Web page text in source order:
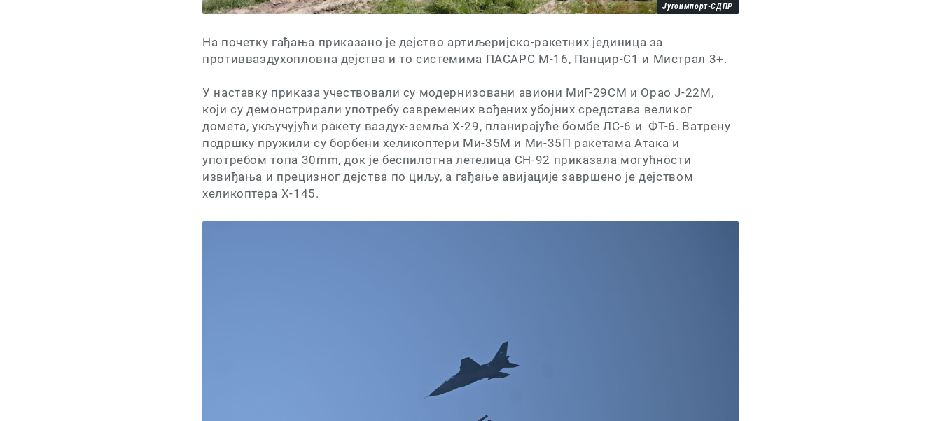
Југоимпорт-СДПР
На почетку гађања приказано је дејство артиљеријско-ракетних јединица за
противваздухопловна дејства и то системима ПАСАРС М-16, Панцир-С1 и Мистрал 3+.
У наставку приказа учествовали су модернизовани авиони МиГ-29СМ и Орао Ј-22М,
који су демонстрирали употребу савремених вођених убојних средстава великог
домета, укључујући ракету ваздух-земља Х-29, планирајуће бомбе ЛС-6 и ФТ-6. Ватрену
подршку пружили су борбени хеликоптери Ми-35М и Ми-35П ракетама Атака и
употребом топа 30mm, док је беспилотна летелица CH-92 приказала могућности
извиђања и прецизног дејства по циљу, а гађање авијације завршено је дејством
хеликоптера Х-145.